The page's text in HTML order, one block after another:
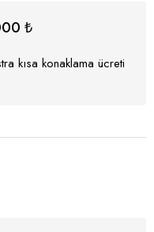
₺
kısa konaklama ücreti